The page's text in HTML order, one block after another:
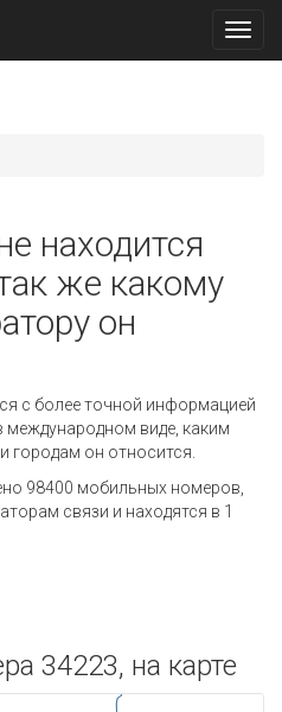
находится
же какому
он
с более точной информацией
международном виде, каким
городам он относится.
98400 мобильных номеров,
связи и находятся в 1
34223, на карте